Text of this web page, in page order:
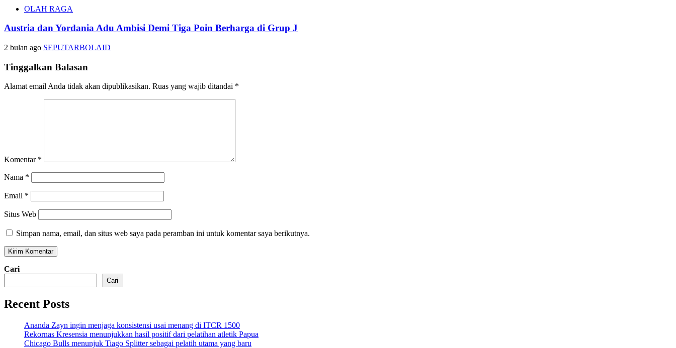
OLAH RAGA
Austria dan Yordania Adu Ambisi Demi Tiga Poin Berharga di Grup J
2 bulan ago SEPUTARBOLAID
Tinggalkan Balasan
Alamat email Anda tidak akan dipublikasikan. Ruas yang wajib ditandai *
Komentar *
Nama *
Email *
Situs Web
Simpan nama, email, dan situs web saya pada peramban ini untuk komentar saya berikutnya.
Cari
Cari
Recent Posts
Ananda Zayn ingin menjaga konsistensi usai menang di ITCR 1500
Rekornas Kresensia menunjukkan hasil positif dari pelatihan atletik Papua
Chicago Bulls menunjuk Tiago Splitter sebagai pelatih utama yang baru